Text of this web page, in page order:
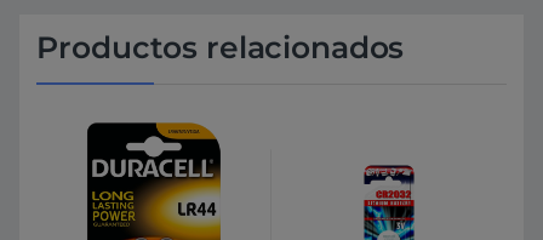
Productos relacionados